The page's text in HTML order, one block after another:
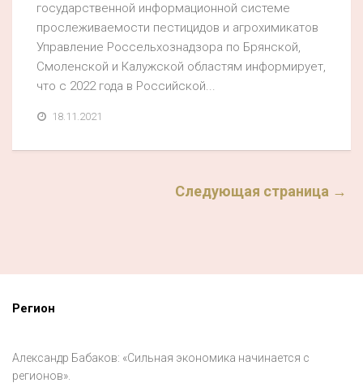
государственной информационной системе
прослеживаемости пестицидов и агрохимикатов
Управление Россельхознадзора по Брянской,
Смоленской и Калужской областям информирует,
что с 2022 года в Российской...
18.11.2021
Следующая страница →
Регион
Александр Бабаков: «Сильная экономика начинается с
регионов».